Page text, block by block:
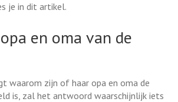
je in dit artikel.
en oma van de
waarom zijn of haar opa en oma de
is, zal het antwoord waarschijnlijk iets